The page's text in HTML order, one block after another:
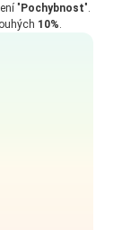
"Pochybnost".
10%